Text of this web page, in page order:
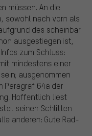
müssen. An die
sowohl nach vorn als
des scheinbar
ausgestiegen ist,
zum Schluss:
mindestens einer
ausgenommen
Paragraf 64a der
Hoffentlich liest
seinen Schlitten
anderen: Gute Rad-